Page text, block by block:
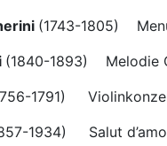
(1743-1805)
(1840-1893)
Melodie
1791)
1934) Salut